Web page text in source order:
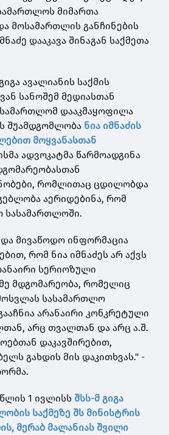
მიმართა
მოსამართლის განჩინების
დააკავა შინაგან საქმეთა
ავალიანის საქმის
სანოშემ მედიასთან
დააკმაყოფილა
შუამდგომლობა ნია იმნაძის
მოყვანასთან
ადვოკატმა წარმოადგინა
რომლითაც ცდილობდა
აერიდებინა, რომ
სასამართლოში.
მივაწოდო ინფორმაცია
რომ ნია იმნაძეს არ აქვს
სერიოზული
მდგომარეობა, რომელიც
სასამართლო
არანაირი კონკრეტული
არც თვალთან და არც ა.შ.
დაკავშირებით,
გახდის მის დაკითხვას." -
1 ივლისს შსს-მ გიგა
საქმეზე შს მინისტრის
მერაბ მალანიას შვილი